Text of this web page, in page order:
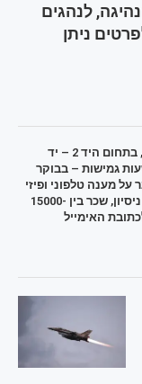
לנהגים
ניתן
דרושים דרושות לעבודה בשירות לקוחות קל ונוח, בתחום היד 2 – יד
גמישות – בבוקר
מענה טלפוני ופיזי
ללקוחות המעוניינים לקחת מוצרי יד 2, לא נדרש ניסיון, שכר בין 15000-
לכתובת האימייל